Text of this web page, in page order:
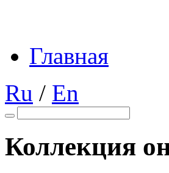
Главная
Ru / En
Коллекция